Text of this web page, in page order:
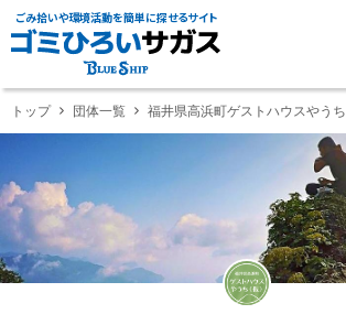
ごみ拾いや環境活動を簡単に探せるサイト
トップ 団体一覧 福井県高浜町ゲストハウスやうち